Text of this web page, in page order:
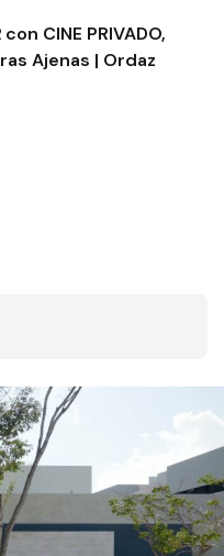
CINE PRIVADO,
Ajenas | Ordaz
construir una residencia
para crear los
disfrutar de la
de un espacio acogedor y
conectado con los
hacia la marina.